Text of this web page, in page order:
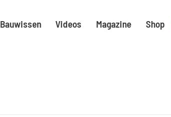
Bauwissen Videos Magazine Shop